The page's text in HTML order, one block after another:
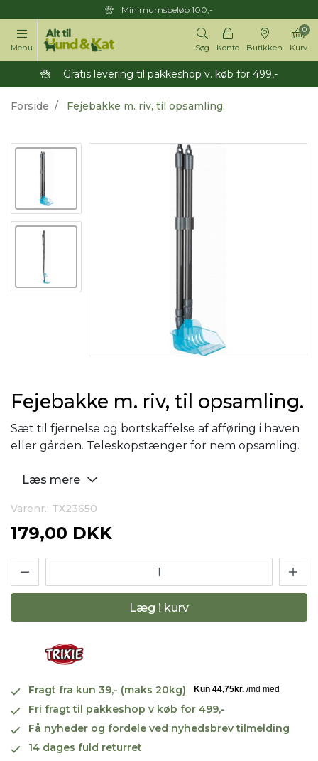
Minimumsbeløb 100,-
Menu Søg Konto Butikken Kurv
0
Gratis levering til pakkeshop v. køb for 499,-
Forside Fejebakke m. riv, til opsamling.
Fejebakke m. riv, til opsamling.
Sæt til fjernelse og bortskaffelse af afføring i haven
eller gården. Teleskopstænger for nem opsamling.
Læs mere
Varenr.: TX23650
179,00 DKK
Læg i kurv
Fragt fra kun 39,- (maks 20kg)
Fri fragt til pakkeshop v køb for 499,-
Få nyheder og fordele ved nyhedsbrev tilmelding
14 dages fuld returret